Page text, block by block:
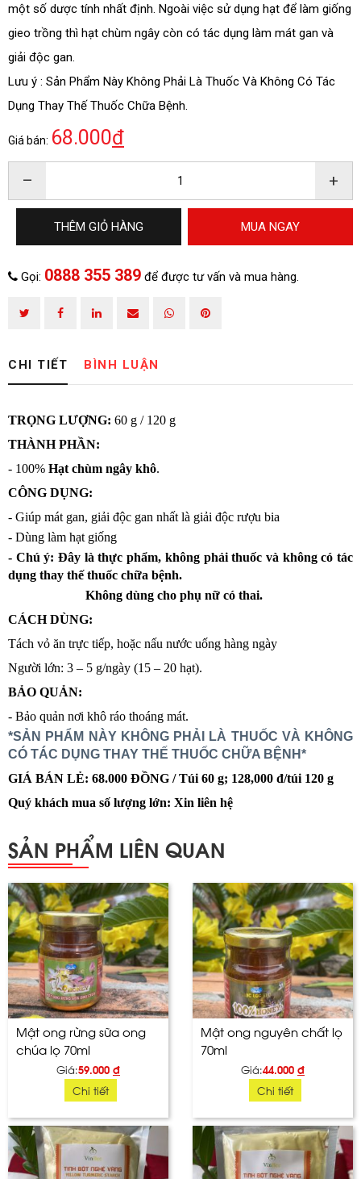
một số dược tính nhất định. Ngoài việc sử dụng hạt để làm giống
gieo trồng thì hạt chùm ngây còn có tác dụng làm mát gan và
giải độc gan.
Lưu ý : Sản Phẩm Này Không Phải Là Thuốc Và Không Có Tác
Dụng Thay Thế Thuốc Chữa Bệnh.
Giá bán: 68.000đ
– +
THÊM GIỎ HÀNG MUA NGAY
Gọi: 0888 355 389 để được tư vấn và mua hàng.
CHI TIẾT BÌNH LUẬN
TRỌNG LƯỢNG: 60 g / 120 g
THÀNH PHẦN:
- 100% Hạt chùm ngây khô.
CÔNG DỤNG:
- Giúp mát gan, giải độc gan nhất là giải độc rượu bia
- Dùng làm hạt giống
- Chú ý: Đây là thực phẩm, không phải thuốc và không có tác
dụng thay thế thuốc chữa bệnh.
Không dùng cho phụ nữ có thai.
CÁCH DÙNG:
Tách vỏ ăn trực tiếp, hoặc nấu nước uống hàng ngày
Người lớn: 3 – 5 g/ngày (15 – 20 hạt).
BẢO QUẢN:
- Bảo quản nơi khô ráo thoáng mát.
*SẢN PHẨM NÀY KHÔNG PHẢI LÀ THUỐC VÀ KHÔNG
CÓ TÁC DỤNG THAY THẾ THUỐC CHỮA BỆNH*
GIÁ BÁN LẺ: 68.000 ĐỒNG / Túi 60 g; 128,000 đ/túi 120 g
Quý khách mua số lượng lớn: Xin liên hệ
SẢN PHẨM LIÊN QUAN
Mật ong rừng sữa ong
chúa lọ 70ml
Giá:59.000 đ
Chi tiết
Mật ong nguyên chất lọ
70ml
Giá:44.000 đ
Chi tiết
ĐĂNG KÝ TƯ VẤN
Đăng ký tư vấn trực tiếp 24/7: